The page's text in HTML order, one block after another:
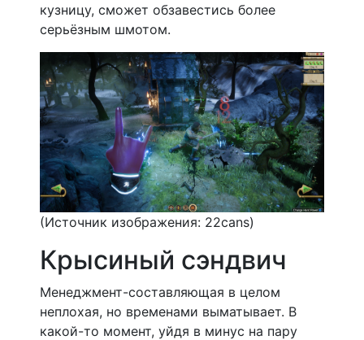
кузницу, сможет обзавестись более
серьёзным шмотом.
(Источник изображения: 22cans)
Крысиный сэндвич
Менеджмент-составляющая в целом
неплохая, но временами выматывает. В
какой-то момент, уйдя в минус на пару